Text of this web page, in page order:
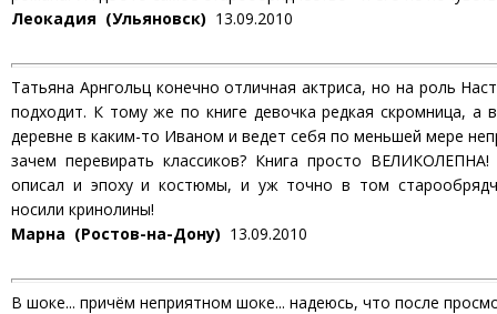
Леокадия (Ульяновск) 13.09.2010
Татьяна Арнгольц конечно отличная актриса, но на роль
подходит. К тому же по книге девочка редкая скромница, а
деревне в каким-то Иваном и ведет себя по меньшей мере
зачем перевирать классиков? Книга просто
описал и эпоху и костюмы, и уж точно в том
носили кринолины!
Марна (Ростов-на-Дону) 13.09.2010
В шоке... причём неприятном шоке... надеюсь, что после